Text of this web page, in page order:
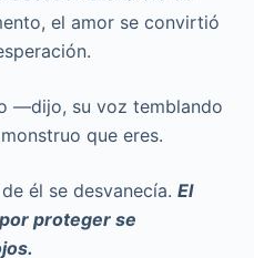
el amor se convirtió
—dijo, su voz temblando
que eres.
él se desvanecía. El
proteger se